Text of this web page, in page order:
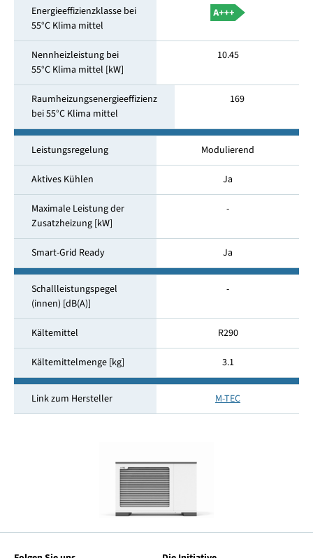
Energieeffizienzklasse bei
55°C Klima mittel
Nennheizleistung bei
55°C Klima mittel [kW]
10.45
Raumheizungsenergieeffizienz
bei 55°C Klima mittel
169
Leistungsregelung Modulierend
Aktives Kühlen Ja
Maximale Leistung der
Zusatzheizung [kW]
-
Smart-Grid Ready Ja
Schallleistungspegel
(innen) [dB(A)]
-
Kältemittel R290
Kältemittelmenge [kg] 3.1
Link zum Hersteller M-TEC